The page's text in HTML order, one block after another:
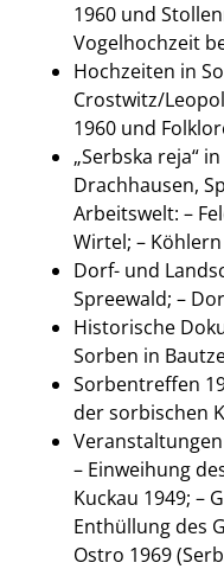
1960 und
Vogelhochzeit
Hochzeiten in
Crostwitz/
1960 und
„Serbska reja“
Drachhausen,
Arbeitswelt: –
Wirtel; –
Dorf- und
Spreewald; –
Historische
Sorben in
Sorbentreffen
der sorbischen
Veranstaltungen
– Einweihung
Kuckau 1949; –
Enthüllung des
Ostro 1969